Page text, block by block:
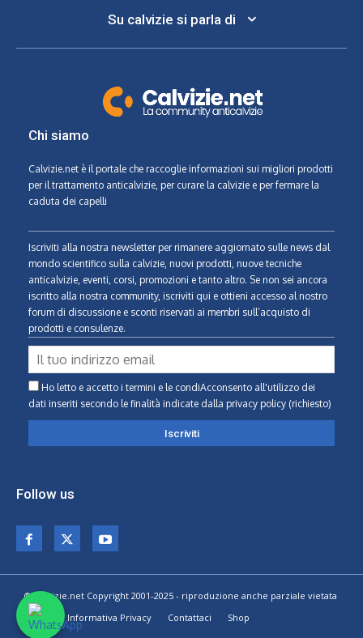
Su calvizie si parla di
Chi siamo
Calvizie.net è il portale che raccoglie informazioni sui migliori prodotti
per il trattamento anticalvizie, per curare la calvizie e per fermare la
caduta dei capelli
Iscriviti alla nostra newsletter per rimanere aggiornato sulle news dal
mondo scientifico sulla calvizie, nuovi prodotti, nuove tecniche
anticalvizie, eventi, corsi, promozioni e tanto altro. Se non sei ancora
iscritto alla nostra community, iscriviti qui e ottieni accesso al nostro
forum di discussione e sconti riservati ai membri sull’acquisto di
prodotti e consulenze.
Ho letto e accetto i termini e le condiAcconsento all'utilizzo dei
dati inseriti secondo le finalità indicate dalla privacy policy (richiesto)
Follow us
© Calvizie.net Copyright 2001-2025 - riproduzione anche parziale vietata
Home
Informativa Privacy Contattaci Shop